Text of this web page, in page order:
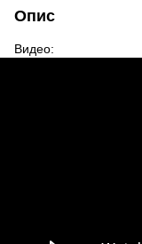
Опис
Видео: